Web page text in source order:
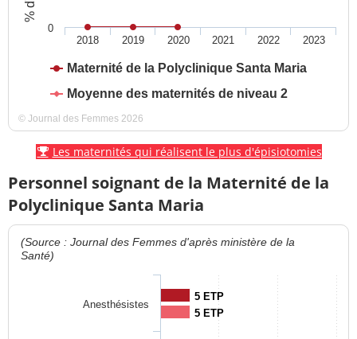
Maternité de la Polyclinique Santa Maria
Moyenne des maternités de niveau 2
2018 2019 2020 2021 2022 2023
0
© Journal des Femmes 2026
Les maternités qui réalisent le plus d'épisiotomies
Personnel soignant de la Maternité de la
Polyclinique Santa Maria
(Source : Journal des Femmes d'après ministère de la
Santé)
5 ETP
5 ETP
Anesthésistes